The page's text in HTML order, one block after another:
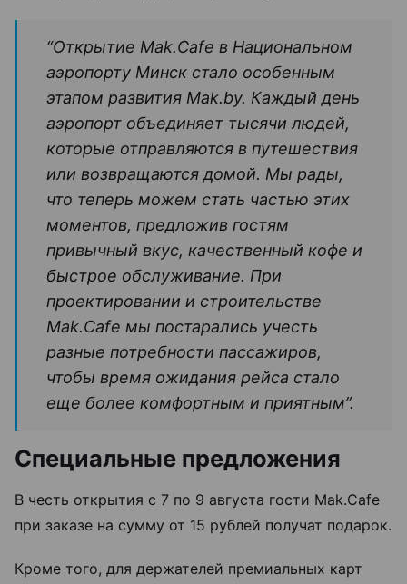
“Открытие Mak.Cafe в Национальном
аэропорту Минск стало особенным
этапом развития Mak.by. Каждый день
аэропорт объединяет тысячи людей,
которые отправляются в путешествия
или возвращаются домой. Мы рады,
что теперь можем стать частью этих
моментов, предложив гостям
привычный вкус, качественный кофе и
быстрое обслуживание. При
проектировании и строительстве
Mak.Cafe мы постарались учесть
разные потребности пассажиров,
чтобы время ожидания рейса стало
еще более комфортным и приятным”.
Специальные предложения
В честь открытия с 7 по 9 августа гости Mak.Cafe
при заказе на сумму от 15 рублей получат подарок.
Кроме того, для держателей премиальных карт